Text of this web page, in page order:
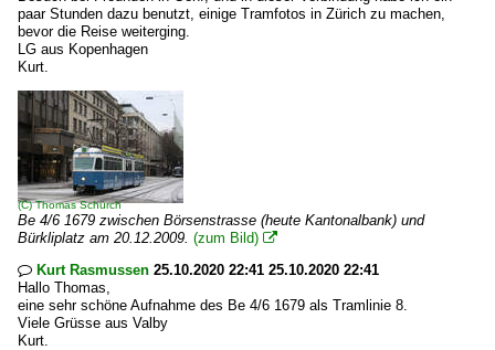
paar Stunden dazu benutzt, einige Tramfotos in Zürich zu machen,
bevor die Reise weiterging.
LG aus Kopenhagen
Kurt.
(C)Thomas Schürch
Be 4/6 1679 zwischen Börsenstrasse (heute Kantonalbank) und
Bürkliplatz am 20.12.2009. (zum Bild) 
 Kurt Rasmussen 25.10.2020 22:41 25.10.2020 22:41
Hallo Thomas,
eine sehr schöne Aufnahme des Be 4/6 1679 als Tramlinie 8.
Viele Grüsse aus Valby
Kurt.